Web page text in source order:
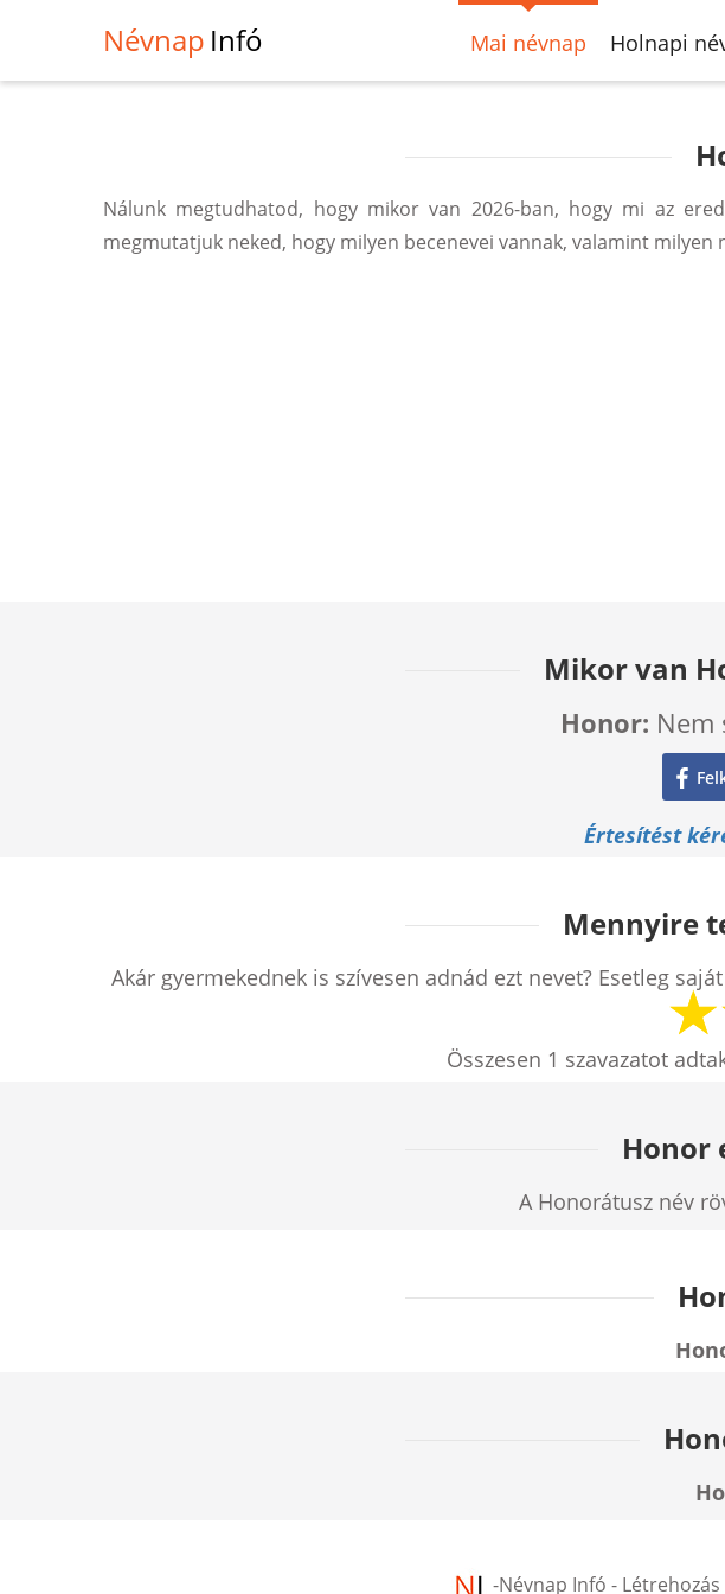
Névnap Infó Mai névnap Holnapi
Nálunk megtudhatod, hogy mikor van 2026-ban, hogy mi az
megmutatjuk neked, hogy milyen becenevei vannak, valamint milyen
Mikor van
Honor: Nem
Értesítést
Mennyire
Akár gyermekednek is szívesen adnád ezt nevet? Esetleg
Összesen 1 szavazatot
Honor
A Honorátusz név
-Névnap Infó - Létrehozás